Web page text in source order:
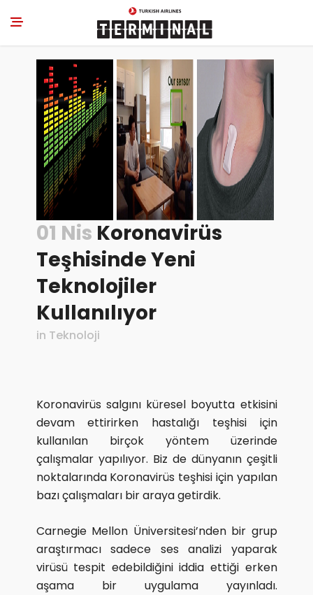
01 Nis Koronavirüs
Teşhisinde Yeni
Teknolojiler
Kullanılıyor
in Teknoloji
Koronavirüs salgını küresel boyutta etkisini
devam ettirirken hastalığı teşhisi için
kullanılan birçok yöntem üzerinde
çalışmalar yapılıyor. Biz de dünyanın çeşitli
noktalarında Koronavirüs teşhisi için yapılan
bazı çalışmaları bir araya getirdik.
Carnegie Mellon Üniversitesi’nden bir grup
araştırmacı sadece ses analizi yaparak
virüsü tespit edebildiğini iddia ettiği erken
aşama bir uygulama yayınladı.